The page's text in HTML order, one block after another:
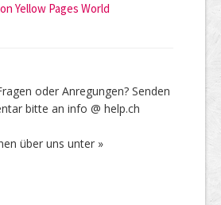
Yellow Pages World
oder Anregungen? Senden
bitte an info @ help.ch
über uns unter »